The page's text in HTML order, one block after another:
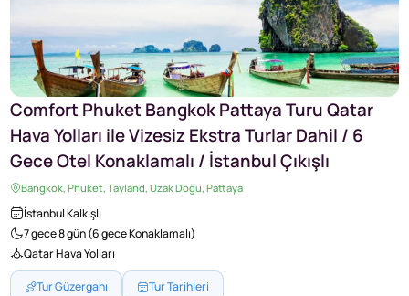
Comfort Phuket Bangkok Pattaya Turu Qatar
Hava Yolları ile Vizesiz Ekstra Turlar Dahil / 6
Gece Otel Konaklamalı / İstanbul Çıkışlı
Bangkok, Phuket, Tayland, Uzak Doğu, Pattaya
İstanbul Kalkışlı
7 gece 8 gün (6 gece Konaklamalı)
Qatar Hava Yolları
Tur Güzergahı Tur Tarihleri